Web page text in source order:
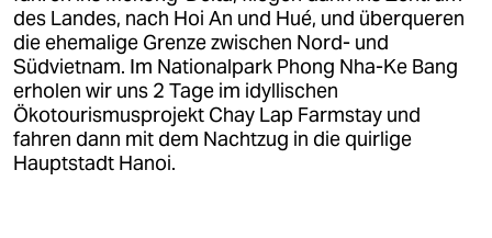
des Landes, nach Hoi An und Hué, und überqueren
die ehemalige Grenze zwischen Nord- und
Südvietnam. Im Nationalpark Phong Nha-Ke Bang
erholen wir uns 2 Tage im idyllischen
Ökotourismusprojekt Chay Lap Farmstay und
fahren dann mit dem Nachtzug in die quirlige
Hauptstadt Hanoi.